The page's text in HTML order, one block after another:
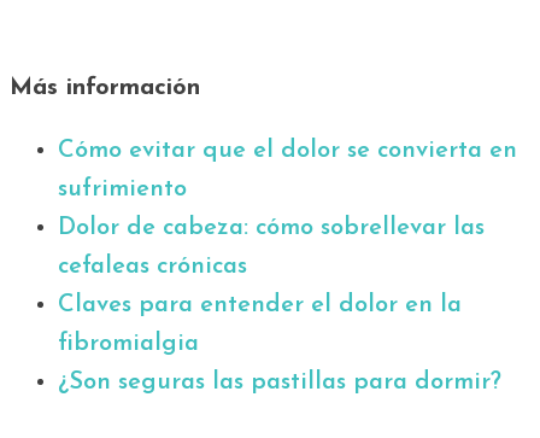
Más información
Cómo evitar que el dolor se convierta en
sufrimiento
Dolor de cabeza: cómo sobrellevar las
cefaleas crónicas
Claves para entender el dolor en la
fibromialgia
¿Son seguras las pastillas para dormir?